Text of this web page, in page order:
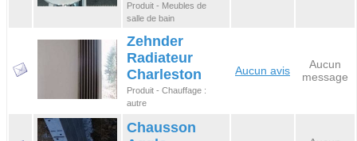
Produit - Meubles de
salle de bain
Zehnder
Radiateur
Charleston
Produit - Chauffage :
autre
Aucun avis
Aucun
message
Chausson